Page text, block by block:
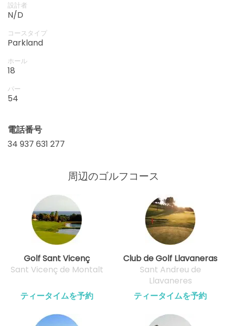
設計者
N/D
コースタイプ
Parkland
ホール
18
パー
54
電話番号
34 937 631 277
周辺のゴルフコース
Golf Sant Vicenç
Sant Vicenç de Montalt
ティータイムを予約
Club de Golf Llavaneras
Sant Andreu de
Llavaneres
ティータイムを予約